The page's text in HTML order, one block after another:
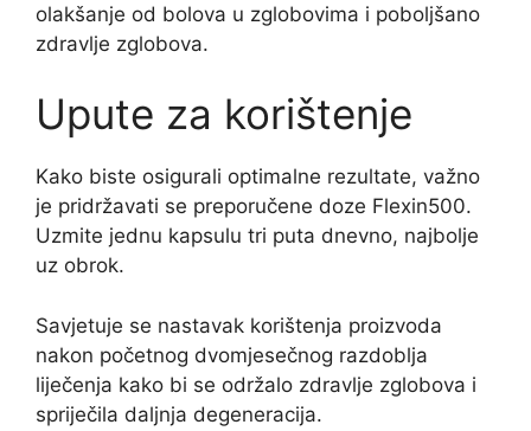
olakšanje od bolova u zglobovima i poboljšano
zdravlje zglobova.
Upute za korištenje
Kako biste osigurali optimalne rezultate, važno
je pridržavati se preporučene doze Flexin500.
Uzmite jednu kapsulu tri puta dnevno, najbolje
uz obrok.
Savjetuje se nastavak korištenja proizvoda
nakon početnog dvomjesečnog razdoblja
liječenja kako bi se održalo zdravlje zglobova i
spriječila daljnja degeneracija.